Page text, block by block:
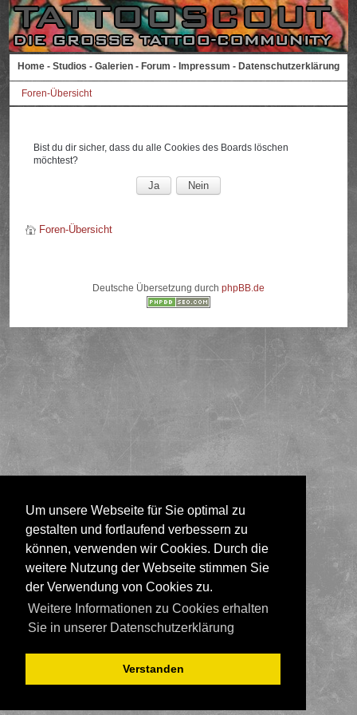
Um unsere Webseite für Sie optimal zu
gestalten und fortlaufend verbessern zu
können, verwenden wir Cookies. Durch die
weitere Nutzung der Webseite stimmen Sie
der Verwendung von Cookies zu.
Weitere Informationen zu Cookies erhalten
Sie in unserer Datenschutzerklärung
Verstanden
Home - Studios - Galerien - Forum - Impressum - Datenschutzerklärung
Foren-Übersicht
Bist du dir sicher, dass du alle Cookies des Boards löschen
möchtest?
Foren-Übersicht
Deutsche Übersetzung durch phpBB.de